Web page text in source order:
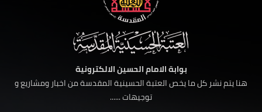
بوابة الامام الحسين الالكترونية
هنا يتم نشر كل ما يخص العتبة الحسينية المقدسة من اخبار ومشاريع و
توجيهات ......